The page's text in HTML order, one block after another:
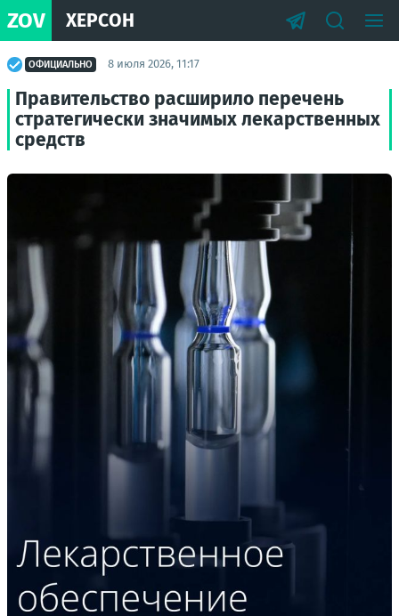
ZOV ХЕРСОН
ОФИЦИАЛЬНО 8 июля 2026, 11:17
Правительство расширило перечень
стратегически значимых лекарственных
средств